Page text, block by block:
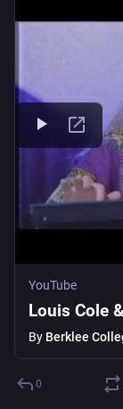
YouTube
Louis Cole
By Berklee
0